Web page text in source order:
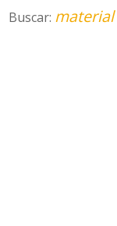
Buscar: